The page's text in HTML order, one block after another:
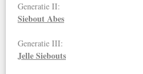
Generatie II:
Siebout Abes
Generatie III:
Jelle Siebouts